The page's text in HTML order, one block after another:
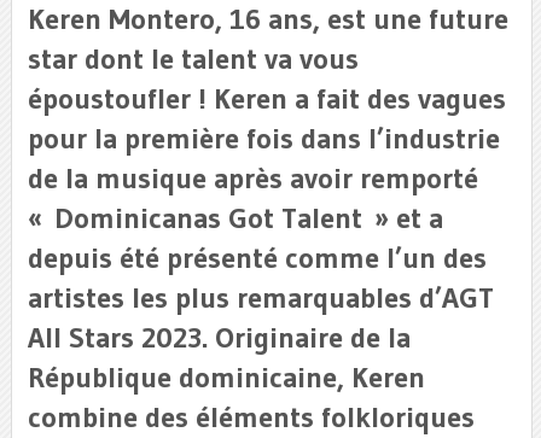
Keren Montero, 16 ans, est une future
star dont le talent va vous
époustoufler ! Keren a fait des vagues
pour la première fois dans l’industrie
de la musique après avoir remporté
« Dominicanas Got Talent » et a
depuis été présenté comme l’un des
artistes les plus remarquables d’AGT
All Stars 2023. Originaire de la
République dominicaine, Keren
combine des éléments folkloriques